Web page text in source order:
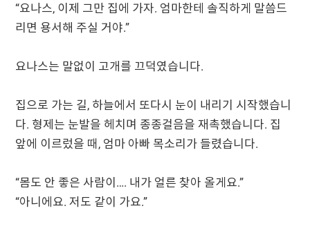
“요나스, 이제 그만 집에 가자. 엄마한테 솔직하게 말씀드
리면 용서해 주실 거야.”
요나스는 말없이 고개를 끄덕였습니다.
집으로 가는 길, 하늘에서 또다시 눈이 내리기 시작했습니
다. 형제는 눈발을 헤치며 종종걸음을 재촉했습니다. 집
앞에 이르렀을 때, 엄마 아빠 목소리가 들렸습니다.
“몸도 안 좋은 사람이…. 내가 얼른 찾아 올게요.”
“아니에요. 저도 같이 가요.”